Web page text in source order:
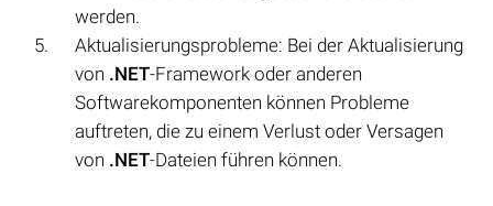
werden.
Aktualisierungsprobleme: Bei der Aktualisierung
von .NET-Framework oder anderen
Softwarekomponenten können Probleme
auftreten, die zu einem Verlust oder Versagen
von .NET-Dateien führen können.